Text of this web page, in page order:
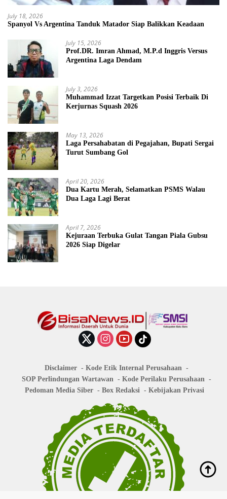
July 18, 2026
Spanyol Vs Argentina Tanduk Matador Siap Balikkan Keadaan
July 15, 2026
Prof.DR. Imran Ahmad, M.P.d Inggris Versus
Argentina Laga Dendam
July 3, 2026
Muhammad Izzat Targetkan Posisi Terbaik Di
Kerjurnas Squash 2026
May 13, 2026
Laga Persahabatan di Pegajahan, Bupati Sergai
Turut Sumbang Gol
April 20, 2026
Dua Kartu Merah, Selamatkan PSMS Walau
Dua Laga Lagi Berat
April 7, 2026
Kejuraan Terbuka Gulat Tangan Piala Gubsu
2026 Siap Digelar
Disclaimer
Kode Etik Internal Perusahaan
SOP Perlindungan Wartawan
Kode Perilaku Perusahaan
Pedoman Media Siber
Box Redaksi Kebijakan Privasi